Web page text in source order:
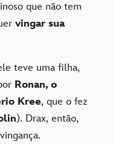
que não tem
vingar sua
teve uma filha,
Ronan, o
Kree, que o fez
). Drax, então,